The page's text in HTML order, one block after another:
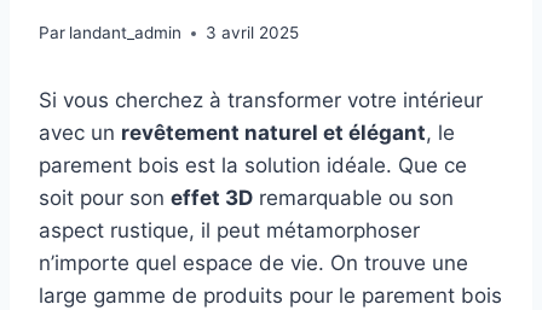
Par landant_admin 3 avril 2025
Si vous cherchez à transformer votre intérieur
avec un revêtement naturel et élégant, le
parement bois est la solution idéale. Que ce
soit pour son effet 3D remarquable ou son
aspect rustique, il peut métamorphoser
n’importe quel espace de vie. On trouve une
large gamme de produits pour le parement bois